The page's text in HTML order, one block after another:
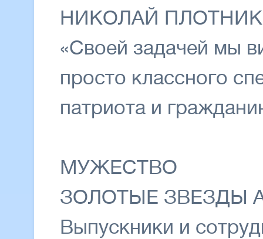
НИКОЛАЙ
«Своей задачей мы
просто классного
патриота и
МУЖЕСТВО
ЗОЛОТЫЕ ЗВЕЗДЫ
Выпускники и